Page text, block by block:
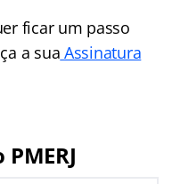
ficar um passo
a sua Assinatura